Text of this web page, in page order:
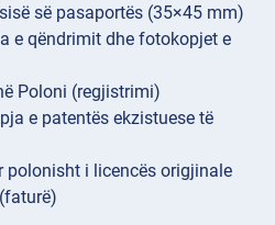
së pasaportës (35×45 mm)
e qëndrimit dhe fotokopjet e
Poloni (regjistrimi)
e patentës ekzistuese të
polonisht i licencës origjinale